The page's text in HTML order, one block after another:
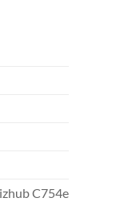
C754e